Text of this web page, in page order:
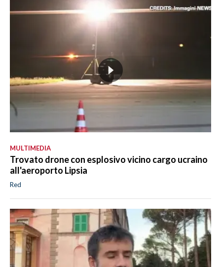
MULTIMEDIA
Trovato drone con esplosivo vicino cargo ucraino
all'aeroporto Lipsia
Red